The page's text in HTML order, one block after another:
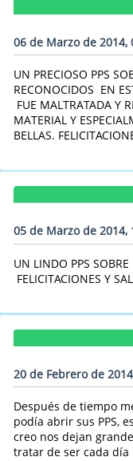
06 de Marzo de 2014,
UN PRECIOSO PPS
RECONOCIDOS EN
FUE MALTRATADA Y
MATERIAL Y
BELLAS.
05 de Marzo de 2014,
UN LINDO PPS
FELICITACIONES Y
20 de Febrero de
Después de tiempo
podía abrir sus PPS,
creo nos dejan
tratar de ser cada día